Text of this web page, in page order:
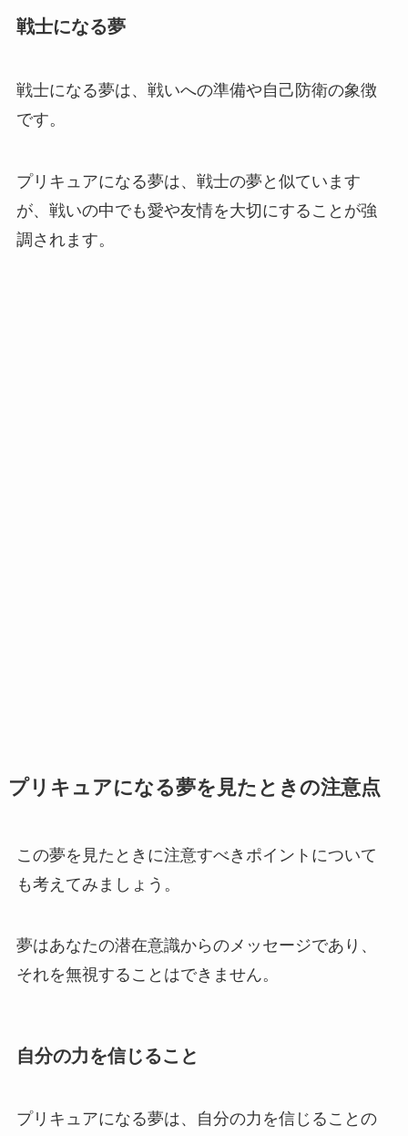
戦士になる夢
戦士になる夢は、戦いへの準備や自己防衛の象徴
です。
プリキュアになる夢は、戦士の夢と似ています
が、戦いの中でも愛や友情を大切にすることが強
調されます。
プリキュアになる夢を見たときの注意点
この夢を見たときに注意すべきポイントについて
も考えてみましょう。
夢はあなたの潜在意識からのメッセージであり、
それを無視することはできません。
自分の力を信じること
プリキュアになる夢は、自分の力を信じることの